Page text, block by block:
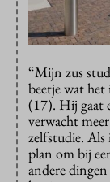
“Mijn zus
beetje wat het
(17). Hij gaat
verwacht
zelfstudie.
plan om bij
andere